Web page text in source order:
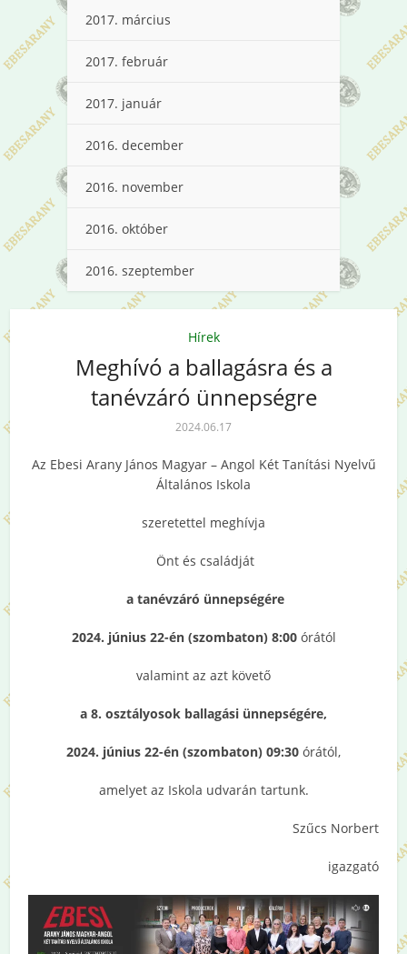
2017. március
2017. február
2017. január
2016. december
2016. november
2016. október
2016. szeptember
Hírek
Meghívó a ballagásra és a
tanévzáró ünnepségre
2024.06.17
Az Ebesi Arany János Magyar – Angol Két Tanítási Nyelvű
Általános Iskola
szeretettel meghívja
Önt és családját
a tanévzáró ünnepségére
2024. június 22-én (szombaton) 8:00 órától
valamint az azt követő
a 8. osztályosok ballagási ünnepségére,
2024. június 22-én (szombaton) 09:30 órától,
amelyet az Iskola udvarán tartunk.
Szűcs Norbert
igazgató